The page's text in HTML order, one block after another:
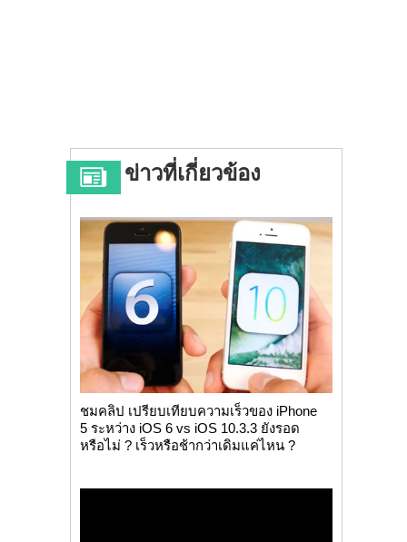
ข่าวที่เกี่ยวข้อง
ชมคลิป เปรียบเทียบความเร็วของ iPhone
5 ระหว่าง iOS 6 vs iOS 10.3.3 ยังรอด
หรือไม่ ? เร็วหรือช้ากว่าเดิมแค่ไหน ?